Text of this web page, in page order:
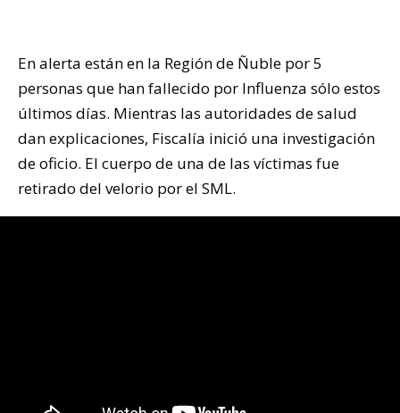
En alerta están en la Región de Ñuble por 5
personas que han fallecido por Influenza sólo estos
últimos días. Mientras las autoridades de salud
dan explicaciones, Fiscalía inició una investigación
de oficio. El cuerpo de una de las víctimas fue
retirado del velorio por el SML.